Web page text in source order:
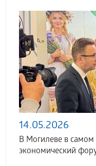
14.05.2026
В Могилеве в
экономический